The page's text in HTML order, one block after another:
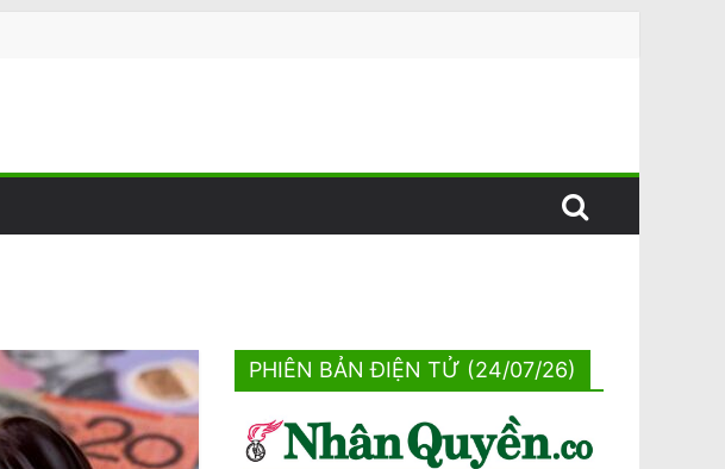
PHIÊN BẢN ĐIỆN TỬ (24/07/26)